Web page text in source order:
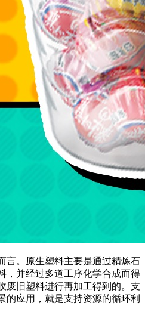
言。原生塑料主要是通过精炼石
，并经过多道工序化学合成而得
废旧塑料进行再加工得到的。支
的应用，就是支持资源的循环利